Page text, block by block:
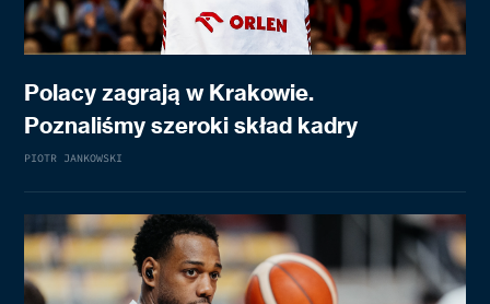
Polacy zagrają w Krakowie.
Poznaliśmy szeroki skład kadry
PIOTR JANKOWSKI